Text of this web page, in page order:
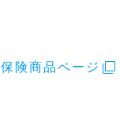
保険商品ページ